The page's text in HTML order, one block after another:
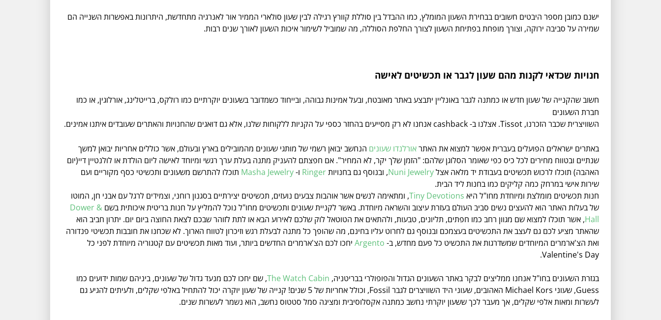
ישנם כמובן מספר היבטים חשובים בבחירת השעון המומלץ, כמו ההבדל בין סוללת קוורץ רגילה לבין שעון סולארי הממיר אור לאנרגיה מתחדשת, היתרונות באפשרות השנייה הם
שמירה על סביבה ירוקה, וצורך מופחת בפתיחת השעון לצורך החלפת הסוללה, מה שמוביל לשימור איכות השעון לאורך שנים רבות.
חנויות שכדאי לקנות מהם שעון לגבר או תכשיטים לאישה
חשוב שהקנייה של שעון חדש או כמתנה לגבר באונליין יתבצע באתר מאובטח, ובעל אמינות גבוהה, ובייחוד כשמדובר בשעונים יוקרתיים כמו רולקס, ברייטלינג, אורלוגין, או כמו
חברת השעונים
השוויצרית שכבר הזכרנו, Tissot. אצלנו ב- cashback אנחנו לא רק מסייעים בהחזר כספי על הקניות ללקוחות שלנו, אלא גם דואגים שהחנויות והאתרים שעובדים איתנו אמינים.
באתרים ישראלים הפועלים בעברית אפשר למצוא את האתראורלנדו שעונים הנחשב יבואן רשמי של מותגי שעונים מהמובילים בארץ ובעולם, אשר כוללים אחריות יבואן למשך
שנתיים ובטווח מחירים לכל כיס כפי שאומר הסלוגן שלהם: "הזמן שלך יקר, לא המחיר". אם חפצתם להעניק מתנה בעלת ערך רגשי ומיוחד לאישה ליום הולדת או לולנטיין דיי(יום
האהבה) תוכלו לרכוש תכשיטים בעבודת יד מלאה אצלNuni Jewelry, ובנוסף גם בחנויותRinger ו-Masha Jewelry תוכלו להתרשם משעונים ותכשיטי כסף מקוריים ועם
שירות אישי במרחק כמה קליקים כמו בחנות ליד הבית.
חנות תכשיטים מומלצת ומיוחדת מחו"ל היא Tiny Devotions, ומתאימה לנשים אשר אוהבות צבעים נועזים, תכשיטים יצירתיים בסגנון רוחני, וצמידים לרגל עם אבני חן, המוטו
של בעלות האתר הוא להעצים נשים סביב העולם בעזרת עיצוב והשראה מיוחדת. באשר לקניית שעונים ותכשיטים מחו"ל נוכל להמליץ על חנות בריטית איכותית בשם Dower &
Hall, אשר תוכלו למצוא שם מגוון רחב כמו חפתים, תליונים, טבעות, ולהתאים את הטוטאל לוק שלכם לאירוע הבא או לתת לזוהר שבכם לצאת החוצה ביום יום. יתרון חביב הוא
שהאתר מציע לכם גם לעצב את התכשיטים בעצמכם ובנוסף גם לחרוט עליו בחינם, מה שהופך כל מתנה לבעלת רגש וזיכרון לטווח הארוך. לא שכחנו את חובבות תכשיטי פנדורה
ואת הצ'ארמרים המיוחדים שמשדרגות את התכשיט כל פעם מחדש, ב- Argento יחכו לכם הצ'ארמרים החדשים ביותר, ועוד מאות תכשיטים עם קטגוריה מיוחדת לפני כל
Valentine's Day.
בגזרת השעונים בחו"ל אנחנו ממליצים לבקר באתר השעונים הגדול והפופולרי בבריטניה, The Watch Cabin, שם יחכו לכם מנעד גדול של שעונים, ביניהם שמות ידועים כמו
Guess, שעוני Michael Kors האהובים, שעוני היד השוויצרים לגבר Fossil, וכולל אחריות של 5 שנים! קנייה של שעון יוקרה יכול להתחיל באלפי שקלים, ולעיתים להגיע גם
לעשרות ומאות אלפי שקלים, אך מעבר לכך ששעון יוקרתי נחשב כמתנה אקסלוסיבית ומציגה סמל סטטוס נחשב, הוא נשמר לעשרות שנים.